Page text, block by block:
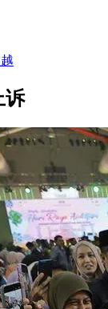
诉